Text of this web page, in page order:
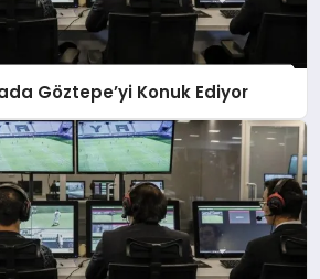
Göztepe’yi Konuk Ediyor